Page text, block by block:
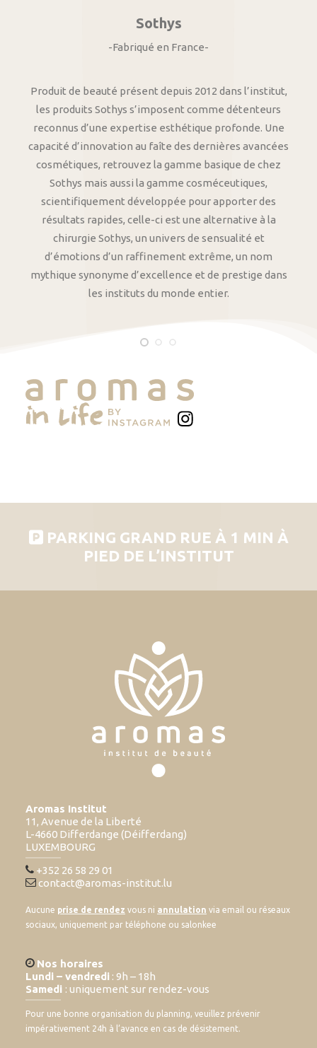
Sothys
-Fabriqué en France-
Produit de beauté présent depuis 2012 dans l’institut,
les produits Sothys s’imposent comme détenteurs
reconnus d’une expertise esthétique profonde. Une
capacité d’innovation au faîte des dernières avancées
cosmétiques, retrouvez la gamme basique de chez
Sothys mais aussi la gamme cosméceutiques,
scientifiquement développée pour apporter des
résultats rapides, celle-ci est une alternative à la
chirurgie Sothys, un univers de sensualité et
d’émotions d’un raffinement extrême, un nom
mythique synonyme d’excellence et de prestige dans
les instituts du monde entier.
PARKING GRAND RUE À 1 MIN À
PIED DE L’INSTITUT
Aromas Institut
11, Avenue de la Liberté
L-4660 Differdange (Déifferdang)
LUXEMBOURG
+352 26 58 29 01
contact@aromas-institut.lu
Aucune prise de rendez vous ni annulation via email ou réseaux
sociaux, uniquement par téléphone ou salonkee
Nos horaires
Lundi – vendredi : 9h – 18h
Samedi : uniquement sur rendez-vous
Pour une bonne organisation du planning, veuillez prévenir
impérativement 24h à l’avance en cas de désistement.